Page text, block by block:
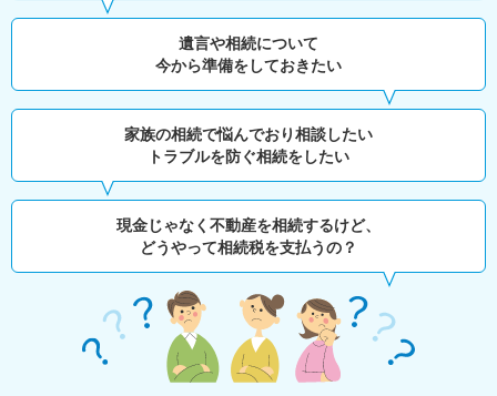
遺言や相続について
今から準備をしておきたい
家族の相続で悩んでおり相談したい
トラブルを防ぐ相続をしたい
現金じゃなく不動産を相続するけど、
どうやって相続税を支払うの？